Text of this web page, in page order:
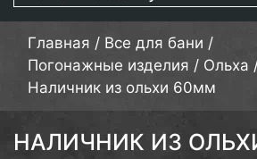
Главная / Все для бани /
Погонажные изделия / Ольха
Наличник из ольхи 60мм
НАЛИЧНИК ИЗ